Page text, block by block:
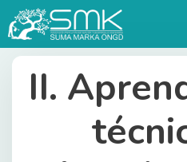
Saltar
al
contenido
II.